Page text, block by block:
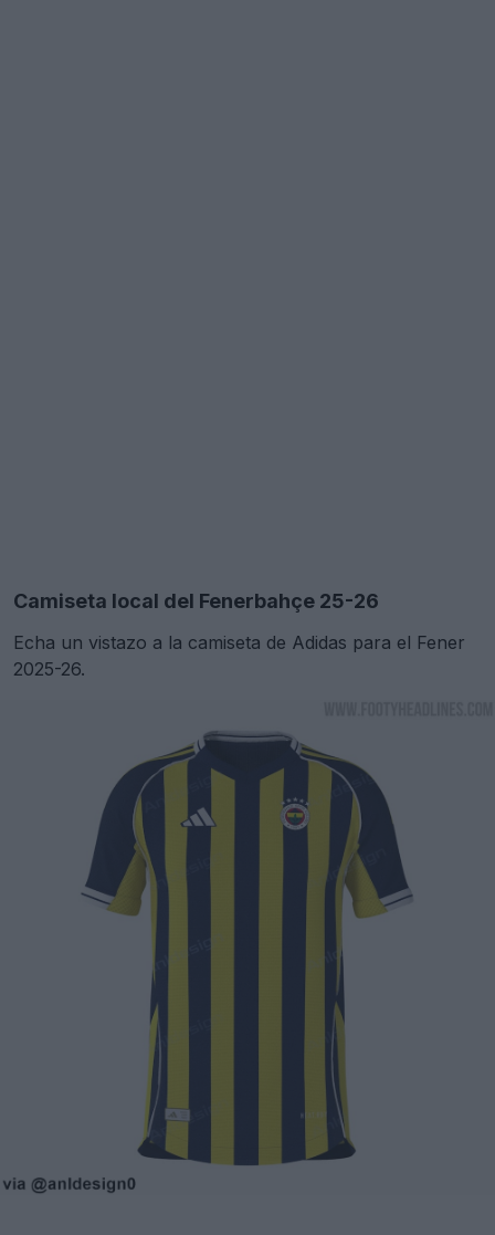
Camiseta local del Fenerbahçe 25-26
Echa un vistazo a la camiseta de Adidas para el Fener
2025-26.